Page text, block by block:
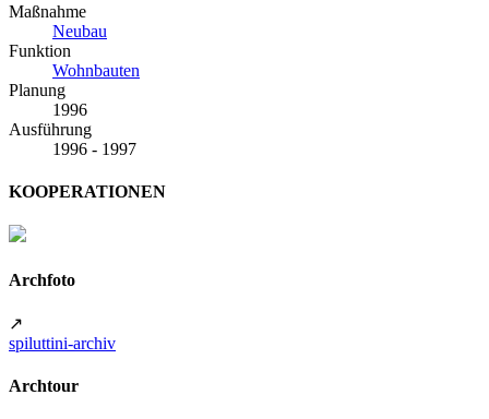
Maßnahme
Neubau
Funktion
Wohnbauten
Planung
1996
Ausführung
1996 - 1997
KOOPERATIONEN
Archfoto
↗
spiluttini-archiv
Archtour